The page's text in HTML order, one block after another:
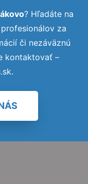
? Hľadáte na
za
či nezáväznú
kontaktovať –